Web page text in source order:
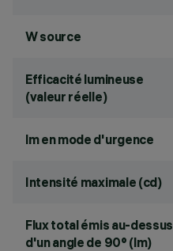
W source
Efficacité lumineuse
(valeur réelle)
lm en mode d'urgence
Intensité maximale (cd)
Flux total émis au-dessus
d'un angle de 90° (lm)